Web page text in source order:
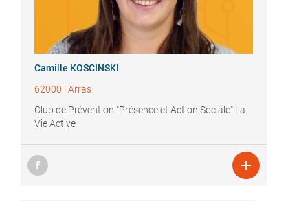
Camille KOSCINSKI
62000 | Arras
Club de Prévention "Présence et Action Sociale" La
Vie Active
